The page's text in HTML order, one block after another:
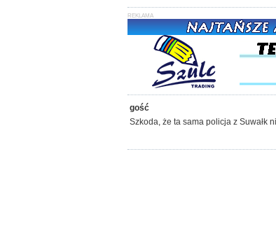
gość
Szkoda, że ta sama policja z Suwałk